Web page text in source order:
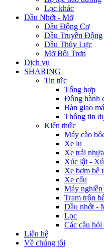
Lọc khác
Dầu Nhớt - Mỡ
Dầu Động Cơ
Dầu Truyền Động
Dầu Thủy Lực
Mỡ Bôi Trơn
Dịch vụ
SHARING
Tin tức
Tổng hợp
Đồng hành
Bàn giao
Thông tin
Kiến thức
Máy cào
Xe lu
Xe trải nhựa
Xúc lật -
Xe bơm bê
Xe cẩu
Máy nghiền
Trạm trộn
Dầu nhớt -
Lọc
Các câu
Liên hệ
Về chúng tôi